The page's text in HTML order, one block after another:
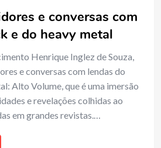
e conversas com
e do heavy metal
Henrique Inglez de Souza,
e conversas com lendas do
Alto Volume, que é uma imersão
e revelações colhidas ao
em grandes revistas.…